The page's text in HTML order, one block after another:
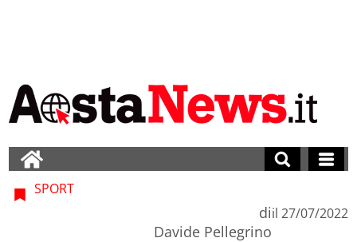
SPORT
di
Davide Pellegrino
il 27/07/2022